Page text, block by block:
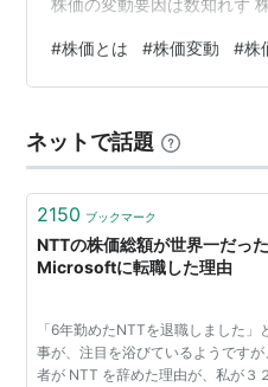
株価の変動要因は数知れず
決済 株の短期売買で儲ける
の変動に金利や景気はどう
ル時代を生んだ！ 「景気が
の変動要因になぜ為替相場
を与える「…
#株価とは #株価変動 #株
ネットで話題
2150 ブックマーク
NTTの株価総額が世界一だった
Microsoftに転職した理由
「6年勤めたNTTを退職しました」
事が、注目を浴びているようです
者が NTT を辞めた理由が、私が３